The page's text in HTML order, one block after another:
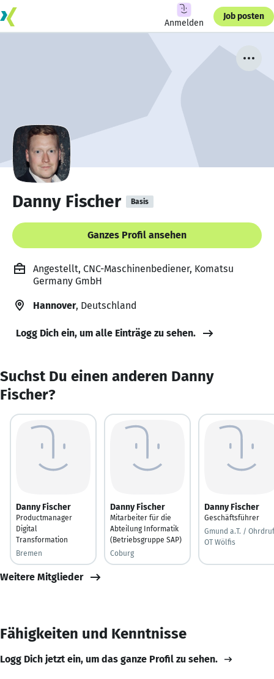
Anmelden
Job posten
Danny Fischer Basis
Ganzes Profil ansehen
Angestellt, CNC-Maschinenbediener, Komatsu
Germany GmbH
Hannover, Deutschland
Logg Dich ein, um alle Einträge zu sehen.
Suchst Du einen anderen Danny
Fischer?
Danny Fischer
Productmanager
Digital
Transformation
Bremen
Danny Fischer
Mitarbeiter für die
Abteilung Informatik
(Betriebsgruppe SAP)
Coburg
Danny Fischer
Geschäftsführer
Gmund a.T. / Ohrdruf
OT Wölfis
Weitere Mitglieder
Fähigkeiten und Kenntnisse
Logg Dich jetzt ein, um das ganze Profil zu sehen.